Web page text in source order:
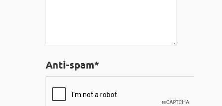
Anti-spam*